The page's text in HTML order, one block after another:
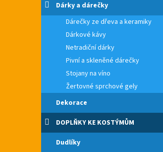
Dárky a dárečky
Dárečky ze dřeva a keramiky
Dárkové kávy
Netradiční dárky
Pivní a skleněné dárečky
Stojany na víno
Žertovné sprchové gely
Dekorace
DOPLŇKY KE KOSTÝMŮM
Dudlíky